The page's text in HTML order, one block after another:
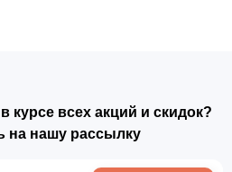
курсе всех акций и скидок?
на нашу рассылку